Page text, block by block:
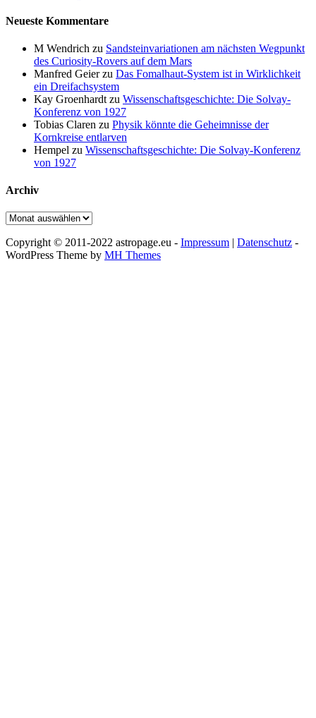
Neueste Kommentare
M Wendrich zu Sandsteinvariationen am nächsten Wegpunkt
des Curiosity-Rovers auf dem Mars
Manfred Geierzu Das Fomalhaut-System ist in Wirklichkeit
ein Dreifachsystem
Kay Groenhardt zu Wissenschaftsgeschichte: Die Solvay-
Konferenz von 1927
Tobias Claren zu Physik könnte die Geheimnisse der
Kornkreise entlarven
Hempel zu Wissenschaftsgeschichte: Die Solvay-Konferenz
von 1927
Archiv
Archiv
Copyright © 2011-2022 astropage.eu - Impressum | Datenschutz -
WordPress Theme by MH Themes